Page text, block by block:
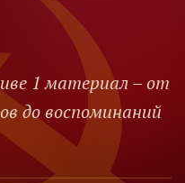
1 материал – от
до воспоминаний